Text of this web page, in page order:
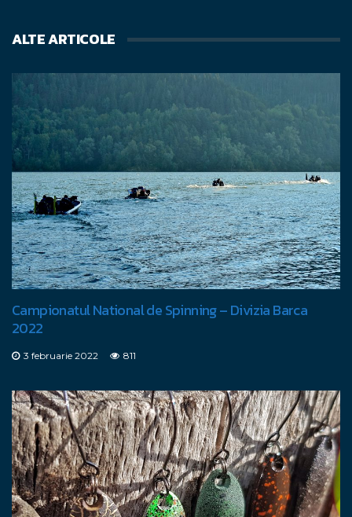
ALTE ARTICOLE
Campionatul National de Spinning – Divizia Barca
2022
3 februarie 2022 811